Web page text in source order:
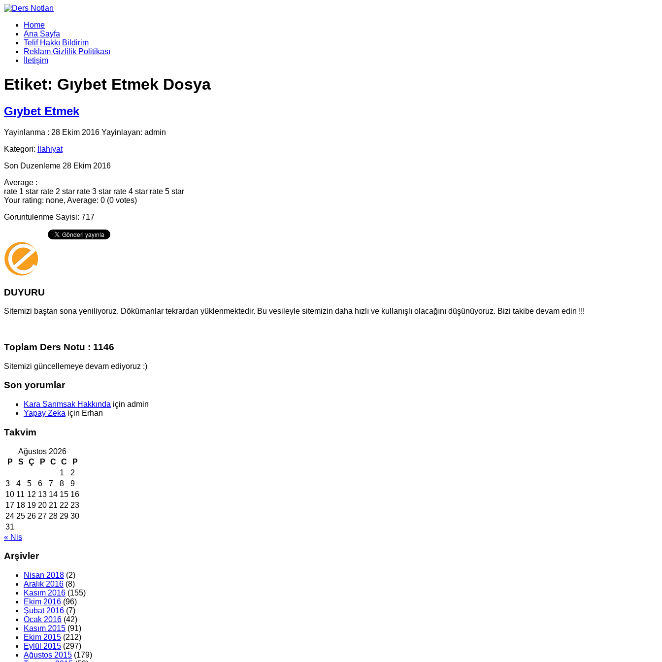
Home
Ana Sayfa
Telif Hakkı Bildirim
Reklam Gizlilik Politikası
İletişim
Etiket: Gıybet Etmek Dosya
Gıybet Etmek
Yayinlanma : 28 Ekim 2016 Yayinlayan: admin
Kategori:
İlahiyat
Son Duzenleme 28 Ekim 2016
Average :
rate 1 star rate 2 star rate 3 star rate 4 star rate 5 star
Your rating: none, Average: 0 (0 votes)
Goruntulenme Sayisi: 717
DUYURU
Sitemizi baştan sona yeniliyoruz. Dökümanlar tekrardan yüklenmektedir. Bu vesileyle sitemizin daha hızlı ve kullanışlı olacağını düşünüyoruz. Bizi takibe devam edin !!!
Toplam Ders Notu : 1146
Sitemizi güncellemeye devam ediyoruz :)
Son yorumlar
Kara Sarımsak Hakkında için admin
Yapay Zeka için Erhan
Takvim
Ağustos 2026
P
S Ç P C C
P
1
2
3
4 5 6 7 8
9
10 11 12 13 14 15 16
17 18 19 20 21 22 23
24 25 26 27 28 29 30
31
« Nis
Arşivler
Nisan 2018 (2)
Aralık 2016 (8)
Kasım 2016 (155)
Ekim 2016 (96)
Şubat 2016 (7)
Ocak 2016 (42)
Kasım 2015 (91)
Ekim 2015 (212)
Eylül 2015 (297)
Ağustos 2015 (179)